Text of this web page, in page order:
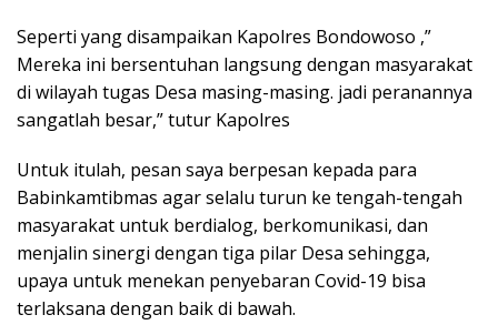
Seperti yang disampaikan Kapolres Bondowoso ,”
Mereka ini bersentuhan langsung dengan masyarakat
di wilayah tugas Desa masing-masing. jadi peranannya
sangatlah besar,” tutur Kapolres
Untuk itulah, pesan saya berpesan kepada para
Babinkamtibmas agar selalu turun ke tengah-tengah
masyarakat untuk berdialog, berkomunikasi, dan
menjalin sinergi dengan tiga pilar Desa sehingga,
upaya untuk menekan penyebaran Covid-19 bisa
terlaksana dengan baik di bawah.